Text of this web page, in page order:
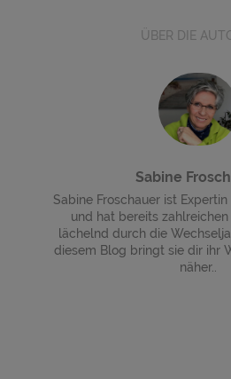
ÜBER DIE
Sabine
Sabine Froschauer ist
und hat bereits
lächelnd durch die
diesem Blog bringt sie dir ihr
näher..